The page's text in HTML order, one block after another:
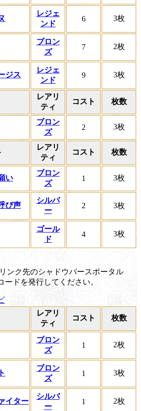
レジェ
ンド
6 3枚
ブロン
ズ
7 2枚
ジス
レジェ
ンド
9 3枚
レアリ
ティ
コスト 枚数
ブロン
ズ
2 3枚
レアリ
ティ
コスト 枚数
い
ブロン
ズ
1 3枚
び声
シルバ
ー
2 3枚
ゴール
ド
4 3枚
ンク先のシャドウバースポータル
ードを発行してください。
レアリ
ティ
コスト 枚数
ブロン
ズ
1 2枚
ブロン
ズ
1 3枚
イター
シルバ
ー
1 2枚